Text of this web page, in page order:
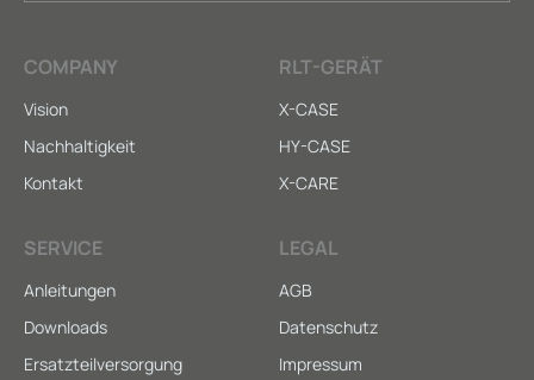
COMPANY
Vision
Nachhaltigkeit
Kontakt
RLT-GERÄT
X-CASE
HY-CASE
X-CARE
SERVICE
Anleitungen
Downloads
Ersatzteilversorgung
LEGAL
AGB
Datenschutz
Impressum